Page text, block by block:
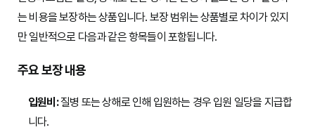
는 비용을 보장하는 상품입니다. 보장 범위는 상품별로 차이가 있지
만 일반적으로 다음과 같은 항목들이 포함됩니다.
주요 보장 내용
입원비:질병 또는 상해로 인해 입원하는 경우 입원 일당을 지급합
니다.